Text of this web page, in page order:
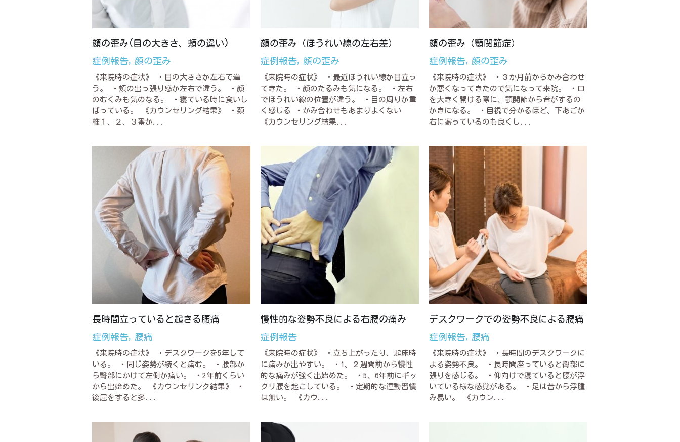
顔の歪み(目の大きさ、頬の違い)
症例報告, 顔の歪み
《来院時の症状》 ・目の大きさが左右で違
う。 ・頬の出っ張り感が左右で違う。 ・顔
のむくみも気のなる。 ・寝ている時に食いし
ばっている。 《カウンセリング結果》 ・頚
椎１、２、３番が...
顔の歪み（ほうれい線の左右差）
症例報告, 顔の歪み
《来院時の症状》 ・最近ほうれい線が目立っ
てきた。 ・顔のたるみも気になる。 ・左右
でほうれい線の位置が違う。 ・目の周りが重
く感じる ・かみ合わせもあまりよくない
《カウンセリング結果...
顔の歪み（顎関節症）
症例報告, 顔の歪み
《来院時の症状》 ・３か月前からかみ合わせ
が悪くなってきたので気になって来院。 ・口
を大きく開ける際に、顎関節から音がするの
がきになる。 ・目視で分かるほど、下あごが
右に寄っているのも良くし...
長時間立っていると起きる腰痛
症例報告, 腰痛
《来院時の症状》 ・デスクワークを5年して
いる。 ・同じ姿勢が続くと痛む。 ・腰部か
ら臀部にかけて左側が痛い。 ・2年前くらい
から出始めた。 《カウンセリング結果》 ・
後屈をすると多...
慢性的な姿勢不良による右腰の痛み
症例報告
《来院時の症状》 ・立ち上がったり、起床時
に痛みが出やすい。 ・1、２週間前から慢性
的な痛みが強く出始めた。 ・5、6年前にギッ
クリ腰を起こしている。 ・定期的な運動習慣
は無い。 《カウ...
デスクワークでの姿勢不良による腰痛
症例報告, 腰痛
《来院時の症状》 ・長時間のデスクワークに
よる姿勢不良。 ・長時間座っていると臀部に
張りを感じる。 ・仰向けで寝ていると腰が浮
いている様な感覚がある。 ・足は昔から浮腫
み易い。 《カウン...